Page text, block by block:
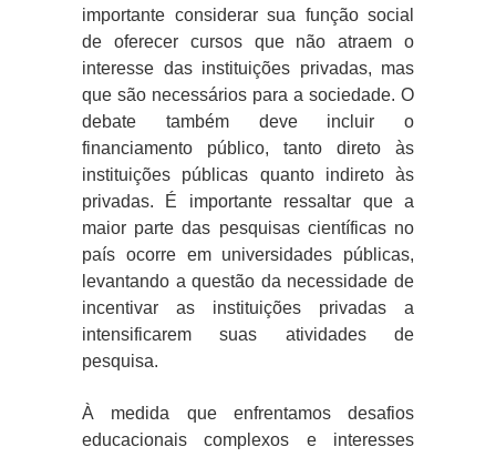
importante considerar sua função social
de oferecer cursos que não atraem o
interesse das instituições privadas, mas
que são necessários para a sociedade. O
debate também deve incluir o
financiamento público, tanto direto às
instituições públicas quanto indireto às
privadas. É importante ressaltar que a
maior parte das pesquisas científicas no
país ocorre em universidades públicas,
levantando a questão da necessidade de
incentivar as instituições privadas a
intensificarem suas atividades de
pesquisa.
À medida que enfrentamos desafios
educacionais complexos e interesses